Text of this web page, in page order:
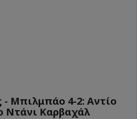
- Μπιλμπάο 4-2: Αντίο
Ντάνι Καρβαχάλ